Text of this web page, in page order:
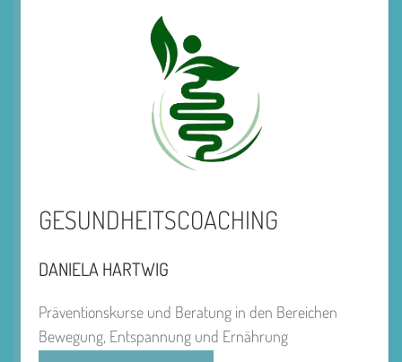
GESUNDHEITSCOACHING
DANIELA HARTWIG
Präventionskurse und Beratung in den Bereichen
Bewegung, Entspannung und Ernährung